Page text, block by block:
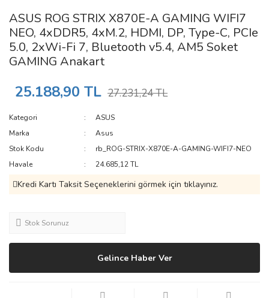
ASUS ROG STRIX X870E-A GAMING WIFI7
NEO, 4xDDR5, 4xM.2, HDMI, DP, Type-C, PCIe
5.0, 2xWi-Fi 7, Bluetooth v5.4, AM5 Soket
GAMING Anakart
25.188,90 TL 27.231,24 TL
Kategori
ASUS
Marka
Asus
Stok Kodu
rb_ROG-STRIX-X870E-A-GAMING-WIFI7-NEO
Havale
24.685,12 TL
Kredi Kartı Taksit Seçeneklerini görmek için tıklayınız.
Stok Sorunuz
Gelince Haber Ver